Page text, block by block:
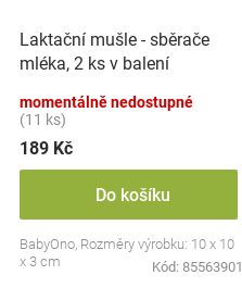
Laktační mušle - sběrače
mléka, 2 ks v balení
momentálně nedostupné
(11 ks)
189 Kč
Do košíku
BabyOno, Rozměry výrobku: 10 x 10
x 3 cm
Kód: 85563901